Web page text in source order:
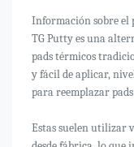
Información sobre el
TG Putty es una
pads térmicos
y fácil de aplicar,
para reemplazar
Estas suelen utilizar